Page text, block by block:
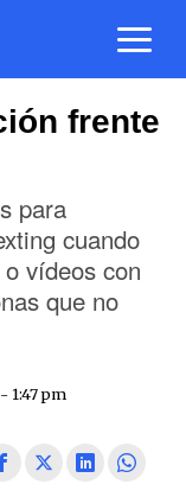
frente
para
cuando
vídeos con
que no
1:47 pm